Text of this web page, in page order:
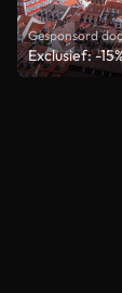
Gesponsord
Exclusief: -